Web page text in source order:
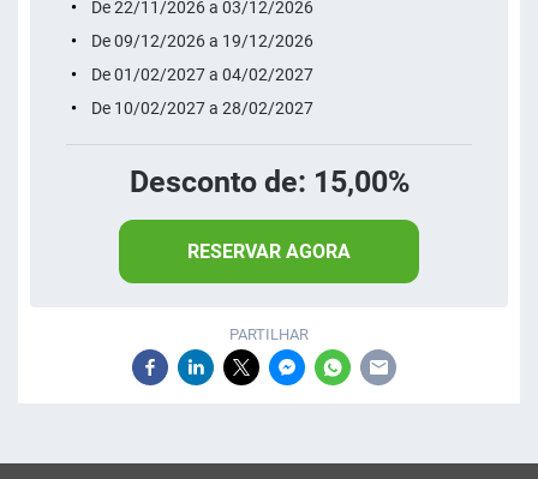
De 22/11/2026 a 03/12/2026
De 09/12/2026 a 19/12/2026
De 01/02/2027 a 04/02/2027
De 10/02/2027 a 28/02/2027
Desconto de: 15,00%
RESERVAR AGORA
PARTILHAR